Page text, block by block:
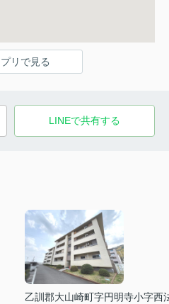
リで見る
LINEで共有する
乙訓郡大山崎町字円明寺小字西